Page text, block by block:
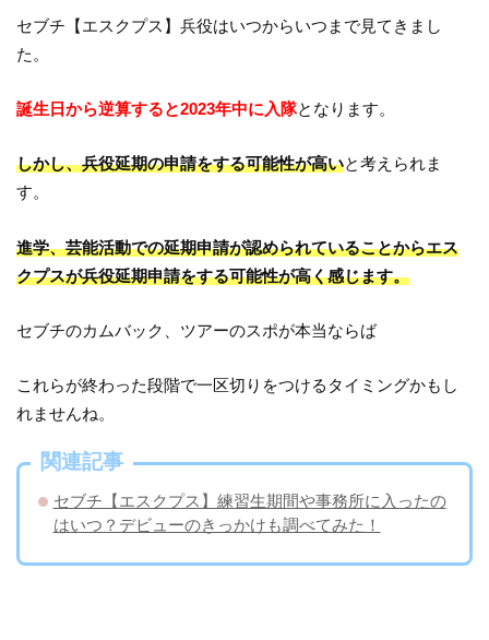
セブチ【エスクプス】兵役はいつからいつまで見てきまし
た。
誕生日から逆算すると2023年中に入隊となります。
しかし、兵役延期の申請をする可能性が高いと考えられま
す。
進学、芸能活動での延期申請が認められていることからエス
クプスが兵役延期申請をする可能性が高く感じます。
セブチのカムバック、ツアーのスポが本当ならば
これらが終わった段階で一区切りをつけるタイミングかもし
れませんね。
関連記事
セブチ【エスクプス】練習生期間や事務所に入ったの
はいつ？デビューのきっかけも調べてみた！